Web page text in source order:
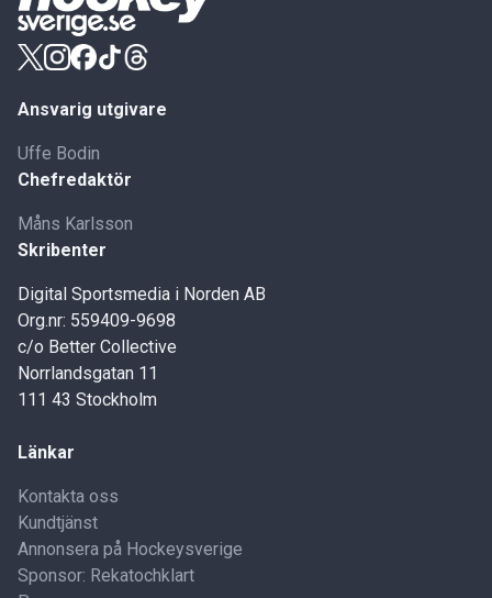
Ansvarig utgivare
Uffe Bodin
Chefredaktör
Måns Karlsson
Skribenter
Digital Sportsmedia i Norden AB
Org.nr: 559409-9698
c/o Better Collective
Norrlandsgatan 11
111 43 Stockholm
Länkar
Kontakta oss
Kundtjänst
Annonsera på Hockeysverige
Sponsor: Rekatochklart